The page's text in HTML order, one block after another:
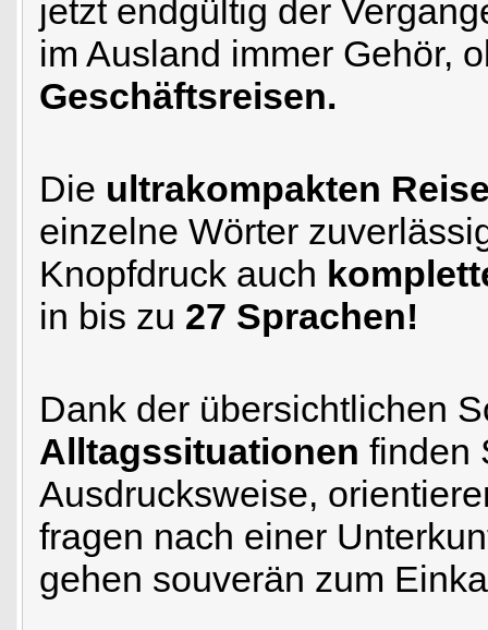
jetzt endgültig der
im Ausland immer Gehör,
Geschäftsreisen.
Die ultrakompakten
einzelne Wörter
Knopfdruck auch
in bis zu 27 Sprachen!
Dank der übersichtlichen
Alltagssituationen finden
Ausdrucksweise,
fragen nach einer
gehen souverän zum